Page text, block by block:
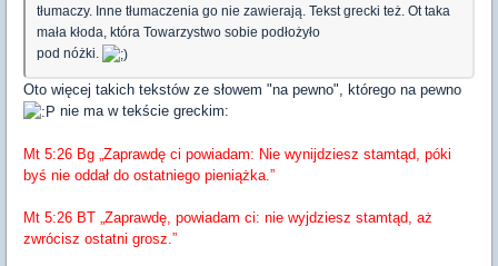
tłumaczy. Inne tłumaczenia go nie zawierają. Tekst grecki też. Ot taka
mała kłoda, która Towarzystwo sobie podłożyło
pod nóżki.
Oto więcej takich tekstów ze słowem "na pewno", którego na pewno
nie ma w tekście greckim:
Mt 5:26 Bg „Zaprawdę ci powiadam: Nie wynijdziesz stamtąd, póki
byś nie oddał do ostatniego pieniążka.”
Mt 5:26 BT „Zaprawdę, powiadam ci: nie wyjdziesz stamtąd, aż
zwrócisz ostatni grosz.”